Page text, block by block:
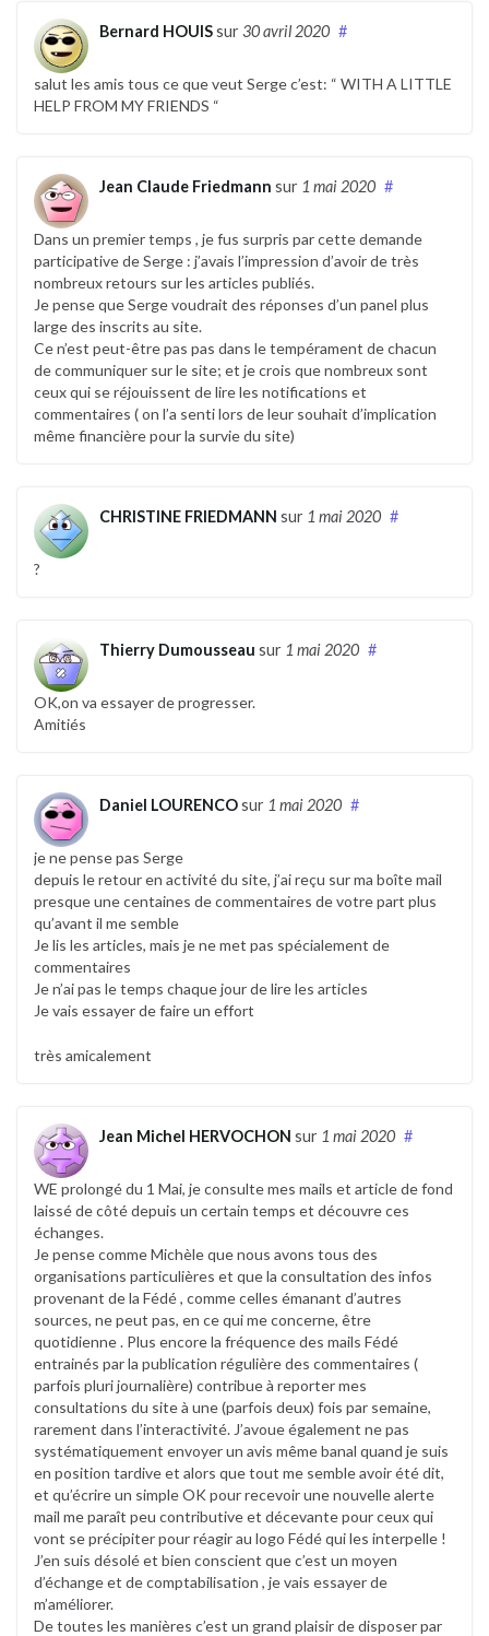
Bernard HOUISsur 30 avril 2020 #
salut les amis tous ce que veut Serge c’est: “ WITH A LITTLE
HELP FROM MY FRIENDS “
Jean Claude Friedmann sur 1 mai 2020 #
Dans un premier temps , je fus surpris par cette demande
participative de Serge : j’avais l’impression d’avoir de très
nombreux retours sur les articles publiés.
Je pense que Serge voudrait des réponses d’un panel plus
large des inscrits au site.
Ce n’est peut-être pas pas dans le tempérament de chacun
de communiquer sur le site; et je crois que nombreux sont
ceux qui se réjouissent de lire les notifications et
commentaires ( on l’a senti lors de leur souhait d’implication
même financière pour la survie du site)
CHRISTINE FRIEDMANN sur 1 mai 2020 #
?
Thierry Dumousseau sur 1 mai 2020 #
OK,on va essayer de progresser.
Amitiés
Daniel LOURENCOsur 1 mai 2020 #
je ne pense pas Serge
depuis le retour en activité du site, j’ai reçu sur ma boîte mail
presque une centaines de commentaires de votre part plus
qu’avant il me semble
Je lis les articles, mais je ne met pas spécialement de
commentaires
Je n’ai pas le temps chaque jour de lire les articles
Je vais essayer de faire un effort
très amicalement
Jean Michel HERVOCHON sur 1 mai 2020 #
WE prolongé du 1 Mai, je consulte mes mails et article de fond
laissé de côté depuis un certain temps et découvre ces
échanges.
Je pense comme Michèle que nous avons tous des
organisations particulières et que la consultation des infos
provenant de la Fédé , comme celles émanant d’autres
sources, ne peut pas, en ce qui me concerne, être
quotidienne . Plus encore la fréquence des mails Fédé
entrainés par la publication régulière des commentaires (
parfois pluri journalière) contribue à reporter mes
consultations du site à une (parfois deux) fois par semaine,
rarement dans l’interactivité. J’avoue également ne pas
systématiquement envoyer un avis même banal quand je suis
en position tardive et alors que tout me semble avoir été dit,
et qu’écrire un simple OK pour recevoir une nouvelle alerte
mail me paraît peu contributive et décevante pour ceux qui
vont se précipiter pour réagir au logo Fédé qui les interpelle !
J’en suis désolé et bien conscient que c’est un moyen
d’échange et de comptabilisation , je vais essayer de
m’améliorer.
De toutes les manières c’est un grand plaisir de disposer par